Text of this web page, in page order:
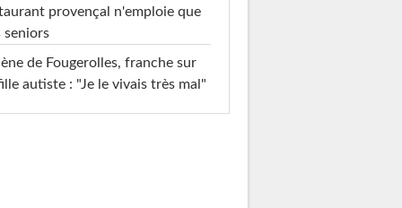
provençal n'emploie que
seniors
de Fougerolles, franche sur
autiste : "Je le vivais très mal"